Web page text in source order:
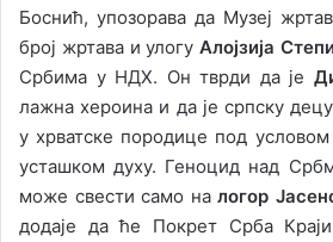
Боснић, упозорава да Музеј
број жртава и улогуАлојзија
Србима у НДХ. Он тврди да је
лажна хероина и да је српску
у хрватске породице под
усташком духу. Геноцид над
може свести само на логор
додаје да ће Покрет Срба